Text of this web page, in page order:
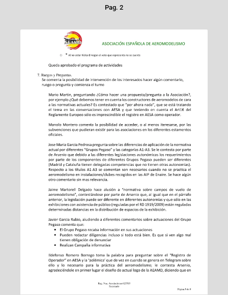
Pag. 2